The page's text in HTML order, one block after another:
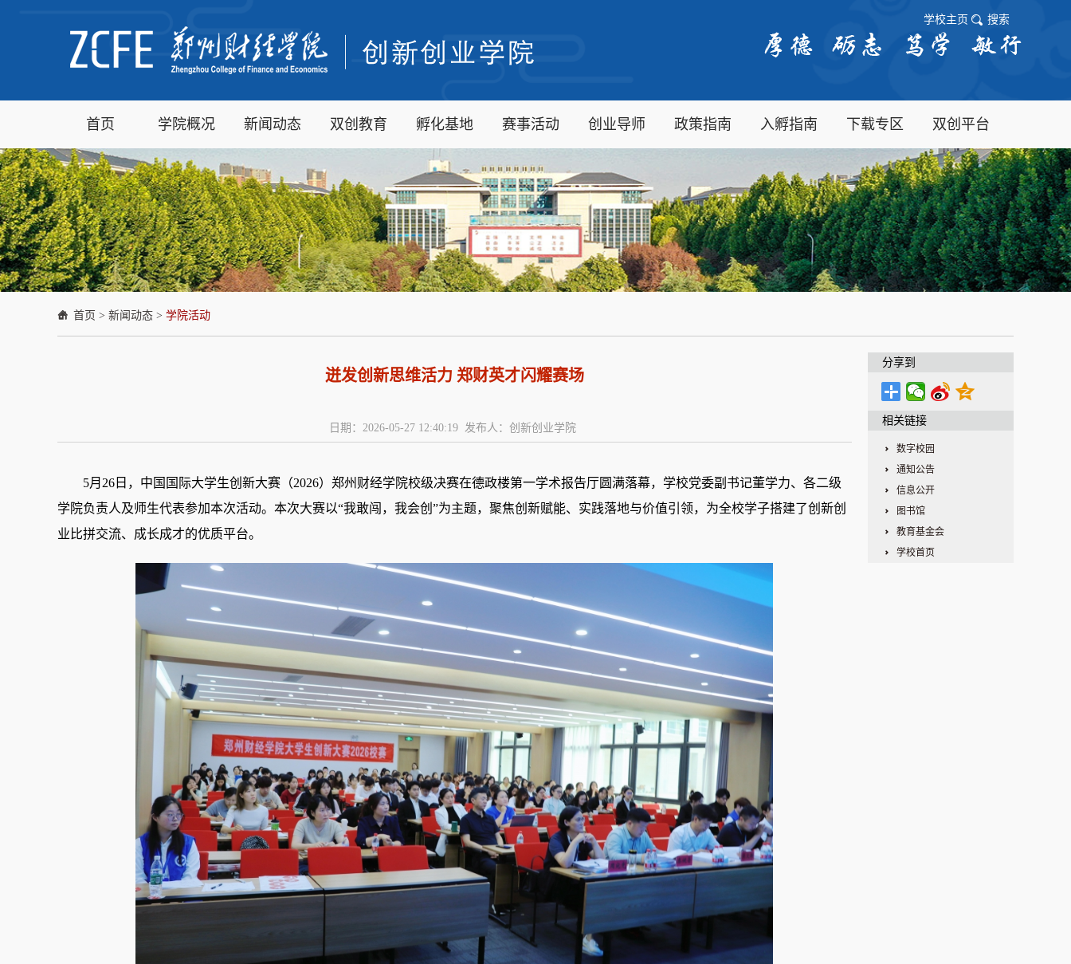
学校主页 搜索
首页 学院概况 新闻动态 双创教育 孵化基地 赛事活动 创业导师 政策指南 入孵指南 下载专区 双创平台
首页 > 新闻动态 > 学院活动
迸发创新思维活力 郑财英才闪耀赛场
日期：2026-05-27 12:40:19 发布人：创新创业学院
5月26日， 中国国际大学生创新大赛 （2026） 郑州财经学院校级决赛在德政楼第一学术报告厅圆满落幕，学校党委副书记董学力、各二级
学院负责人及师生代表参加本次活动。 本次大赛以“我敢闯，我会创”为主题，聚焦创新赋能、实践落地与价值引领，为全校学子搭建了创新创
业比拼交流、成长成才的优质平台。
分享到
相关链接
数字校园
通知公告
信息公开
图书馆
教育基金会
学校首页